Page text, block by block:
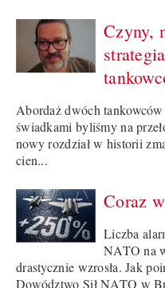
Czyny,
Abordaż dwóch
świadkami byliśmy na
nowy rozdział w historii
cien...
Coraz
Liczba
NATO na
drastycznie wzrosła. Jak
Dowództwo Sił NATO w